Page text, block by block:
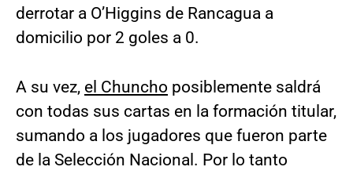
derrotar a O’Higgins de Rancagua a
domicilio por 2 goles a 0.
A su vez, el Chuncho posiblemente saldrá
con todas sus cartas en la formación titular,
sumando a los jugadores que fueron parte
de la Selección Nacional. Por lo tanto